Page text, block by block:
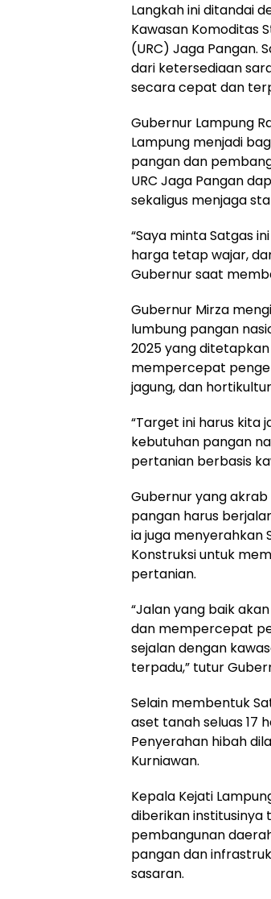
Langkah ini ditandai
Kawasan Komoditas
(URC) Jaga Pangan.
dari ketersediaan
secara cepat dan
Gubernur Lampung
Lampung menjadi
pangan dan
URC Jaga Pangan
sekaligus menjaga
“Saya minta Satgas
harga tetap wajar,
Gubernur saat
Gubernur Mirza
lumbung pangan
2025 yang
mempercepat
jagung, dan
“Target ini harus kita
kebutuhan pangan
pertanian berbasis
Gubernur yang
pangan harus
ia juga menyerahkan
Konstruksi untuk
pertanian.
“Jalan yang baik
dan mempercepat
sejalan dengan
terpadu,” tutur
Selain membentuk
aset tanah seluas 17
Penyerahan hibah
Kurniawan.
Kepala Kejati
diberikan institusinya
pembangunan
pangan dan
sasaran.